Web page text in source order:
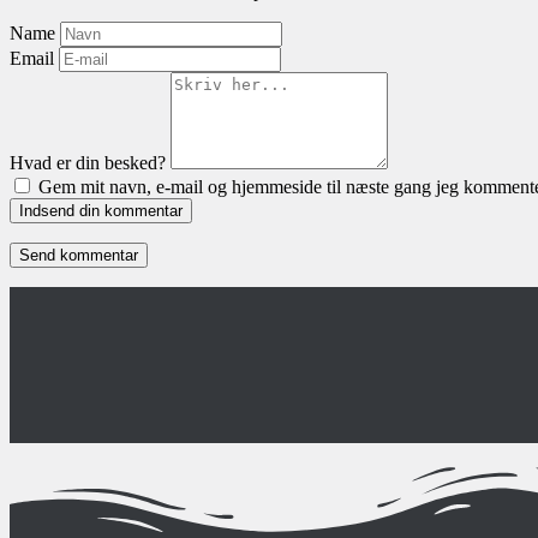
Name
Email
Hvad er din besked?
Gem mit navn, e-mail og hjemmeside til næste gang jeg
Indsend din kommentar